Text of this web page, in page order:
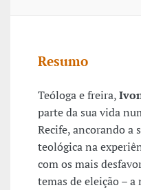
Resumo
Teóloga e freira,
parte da sua vida
Recife, ancorando a
teológica na
com os mais
temas de eleição –